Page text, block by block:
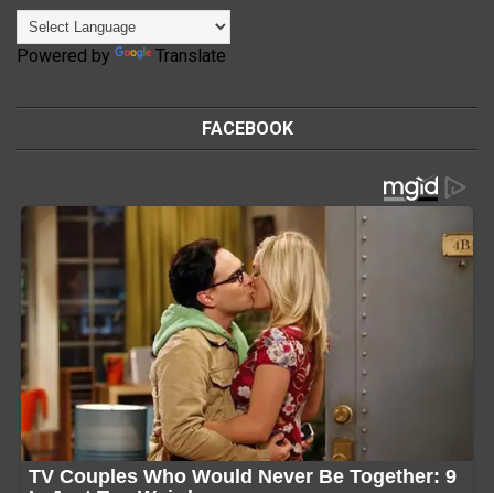
Powered by Translate
FACEBOOK